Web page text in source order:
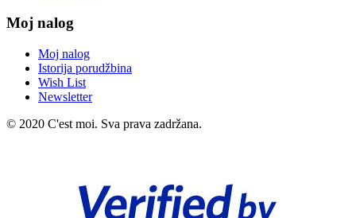
Moj nalog
Moj nalog
Istorija porudžbina
Wish List
Newsletter
© 2020 C'est moi. Sva prava zadržana.